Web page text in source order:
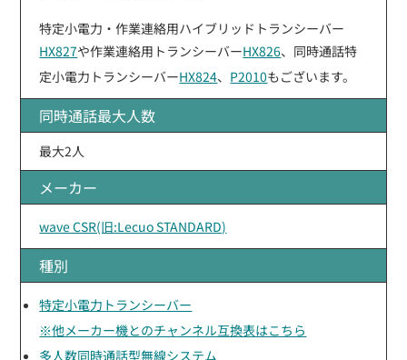
特定小電力・作業連絡用ハイブリッドトランシーバー
HX827や作業連絡用トランシーバーHX826、同時通話特
定小電力トランシーバーHX824、 P2010もございます。
同時通話最大人数
最大2人
メーカー
wave CSR(旧:Lecuo STANDARD)
種別
特定小電力トランシーバー
※他メーカー機とのチャンネル互換表はこちら
多人数同時通話型無線システム